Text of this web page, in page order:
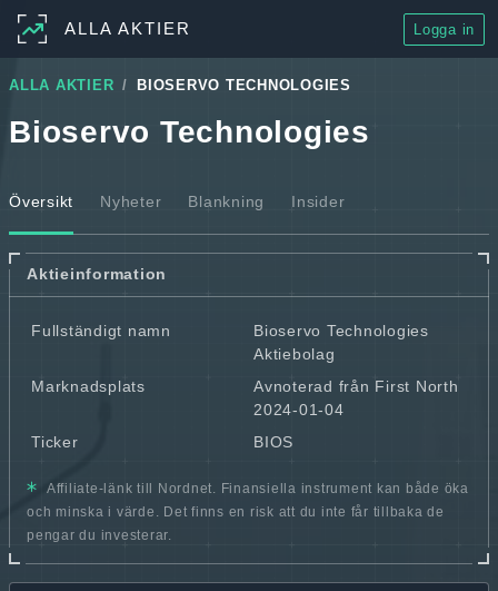
ALLA AKTIER Logga in
ALLA AKTIER BIOSERVO TECHNOLOGIES
Bioservo Technologies
Översikt Nyheter Blankning Insider
Aktieinformation
Fullständigt namn
Bioservo Technologies
Aktiebolag
Marknadsplats
Avnoterad från First North
2024-01-04
Ticker
BIOS
Affiliate-länk till Nordnet. Finansiella instrument kan både öka
och minska i värde. Det finns en risk att du inte får tillbaka de
pengar du investerar.